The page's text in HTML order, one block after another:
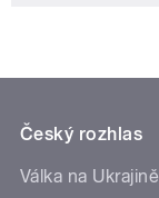
Český rozhlas
Válka na Ukrajině